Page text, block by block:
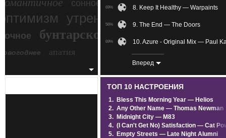
сонное
утреннее злость
бунтарское
беспокойное
апатия
69% 8. Keep It Healthy — Warpaints
56% 9. The End — The Doors
69% 10. Azure - Original Mix — Paul
11. You — The Pretty Reckless
58% 12. Streets Of Detroit — SQURL
60% 14. Гончие Псы (Tino Home
40% 15. Paranoid — Diabarha
Вперед
ТОП 10 НАСТРОЕНИЯ
1. Bless This Morning Year — Helios
2. Any Other Name — Thomas Newman
3. Midnight City — M83
4. (I Can't Get No) Satisfaction — Cat
5. Empty Streets — Late Night Alumni